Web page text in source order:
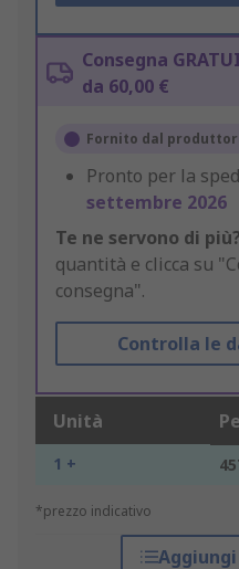
Consegna
da 60,00 €
Fornito dal
Pronto per la
settembre 2026
Te ne servono di più?
quantità e clicca su
consegna".
Controlla le
Unità
1 +
*prezzo indicativo